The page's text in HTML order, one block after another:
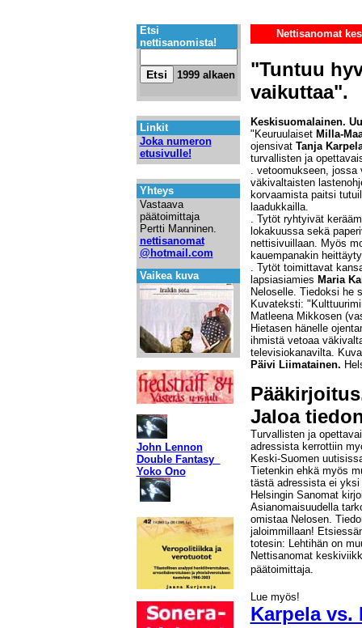
Etsi
nettisanomista!
1999 alkaen
Linkit
Joka numeron
etusivulle!
Yhteys
Vastaava
päätoimittaja
Pertti Manninen.
nettisanomat
@hotmail.com
Vaikea kuva
John Lennon
Double Fantasy
Yoko Ono
Nettisanomat
"Tuntuu
vaikuttaa".
Keskisuomalainen.
"Keuruulaiset Milla-
ojensivat Tanja
turvallisten ja
. vetoomukseen, jossa
väkivaltaisten
korvaamista paitsi
laadukkailla.
. Tytöt ryhtyivät
lokakuussa sekä
nettisivuillaan. Myös
kauempanakin
. Tytöt toimittavat
lapsiasiamies Maria
Neloselle. Tiedoksi he
Kuvateksti:
Matleena Mikkosen
Hietasen hänelle
ihmistä vetoaa
televisiokanavilta.
Päivi Liimatainen.
Jaloa
Turvallisten ja
adressista kerrottiin
Keski-Suomen
Tietenkin ehkä myös
tästä adressista ei yksi
Helsingin Sanomat
Asianomaisuudella
omistaa Nelosen.
jaloimmillaan!
totesin: Lehtihän on
Nettisanomat
päätoimittaja.
Lue myös!
Karpela vs.